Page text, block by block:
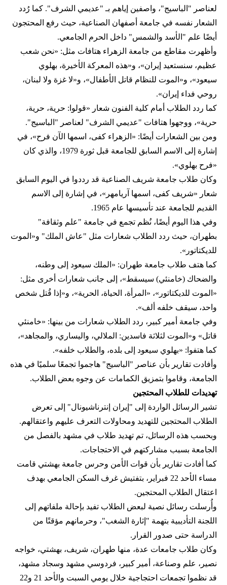
لعناصر "الباسيج"، واصفين إياهم بـ "عديمي الشرف". كما رُدد
الشعار نفسه في جامعة أصفهان الصناعية، حيث رفع المحتجون
أيضًا علم "الأسد والشمس" داخل الحرم الجامعي.
وأظهرت مقاطع من جامعة الزهراء هتافات مثل: «نحن شعب
عظيم، سنستعيد إيران»، و«هذه المعركة الأخيرة، بهلوي
سيعود»، و«الموت للنظام قاتل الأطفال»، و«لا غزة ولا لبنان،
روحي فداء إيران».
كما ردد الطلاب أمام كلية الفنون شعار «قولوا: حرية، حرية،
حرية»، ووجهوا هتافات "عديمي الشرف" لعناصر "الباسيج".
ومن بين الشعارات أيضًا: «الزهراء كفى، اسمها الآن فرح»، في
إشارة إلى الاسم السابق للجامعة قبل ثورة 1979، والذي كان
«فرح بهلوي».
وكان طلاب جامعة شريف الصناعية قد رددوا في اليوم السابق
شعار «شريف كفى، اسمها آريامهر»، في إشارة إلى الاسم
القديم للجامعة عند تأسيسها عام 1965.
وفي هذا اليوم أيضًا، نُظم تجمع في جامعة "علم وثقافة"
بطهران، حيث ردد الطلاب شعارات مثل "عاش الملك" و«الموت
للديكتاتور».
كما هتف طلاب جامعة طهران: «الملك سيعود إلى وطنه،
والضحاك (خامنئي) سيسقط»، إلى جانب شعارات أخرى مثل:
«الموت للديكتاتور»، «المرأة، الحياة، الحرية»، و«إذا قُتل شخص
واحد، سيقف خلفه ألف».
وفي جامعة أمير كبير، ردد الطلاب شعارات من بينها: «خامنئي
قاتل» و«الموت لثلاثة فاسدين: الملالي، واليساري، والمجاهد»،
كما هتفوا: «بهلوي سيعود إلى بلده، والطلاب خلفه».
وأفادت تقارير بأن عناصر "الباسيج" هاجموا تجمعًا سلميًا في هذه
الجامعة، وقاموا بتمزيق الكمامات عن وجوه بعض الطلاب.
تهديدات للطلاب المحتجين
تشير الرسائل الواردة إلى "إيران إنترناشيونال" إلى تعرض
الطلاب المحتجين للتهديد ومحاولات التعرف عليهم واعتقالهم.
وبحسب هذه الرسائل، تم تهديد طلاب في مشهد بالفصل من
الجامعة بسبب مشاركتهم في الاحتجاجات.
كما أفادت تقارير بأن قوات الأمن وحرس جامعة بهشتي قامت
مساء الأحد 22 فبراير، بتفتيش غرف السكن الجامعي بهدف
اعتقال الطلاب المحتجين.
وأُرسلت رسائل نصية لبعض الطلاب تفيد بإحالة ملفاتهم إلى
اللجنة التأديبية بتهمة "إثارة الشغب"، وحرمانهم مؤقتًا من
الدراسة حتى صدور القرار.
وكان طلاب جامعات عدة، منها طهران، شريف، بهشتي، خواجه
نصير، علم وصناعة، أمير كبير، فردوسي مشهد وسجاد مشهد،
قد نظموا تجمعات احتجاجية خلال يومي السبت والأحد 21 و22